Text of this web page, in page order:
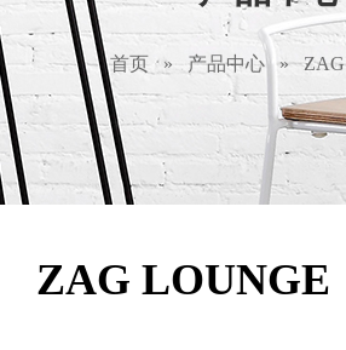
首页 » 产品中心 »
ZAG LOUNGE